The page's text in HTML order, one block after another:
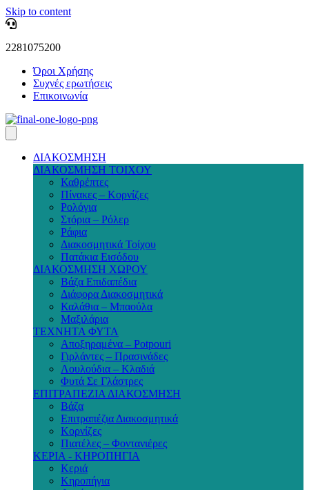
Skip to content
2281075200
Όροι Χρήσης
Συχνές ερωτήσεις
Επικοινωνία
ΔΙΑΚΟΣΜΗΣΗ
ΔΙΑΚΟΣΜΗΣΗ ΤΟΙΧΟΥ
Καθρέπτες
Πίνακες – Κορνίζες
Ρολόγια
Στόρια – Ρόλερ
Ράφια
Διακοσμητικά Τοίχου
Πατάκια Εισόδου
ΔΙΑΚΟΣΜΗΣΗ ΧΩΡΟΥ
Βάζα Επιδαπέδια
Διάφορα Διακοσμητικά
Καλάθια – Μπαούλα
Μαξιλάρια
ΤΕΧΝΗΤΑ ΦΥΤΑ
Αποξηραμένα – Potpouri
Γιρλάντες – Πρασινάδες
Λουλούδια – Κλαδιά
Φυτά Σε Γλάστρες
ΕΠΙΤΡΑΠΕΖΙΑ ΔΙΑΚΟΣΜΗΣΗ
Βάζα
Επιτραπέζια Διακοσμητικά
Κορνίζες
Πιατέλες – Φοντανιέρες
ΚΕΡΙΑ - ΚΗΡΟΠΗΓΙΑ
Κεριά
Κηροπήγια